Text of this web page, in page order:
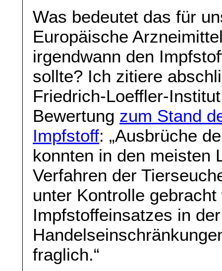
Was bedeutet das für
Europäische
irgendwann den
sollte? Ich zitiere
Friedrich-Loeffler-
Bewertung zum Stand
Impfstoff: „Ausbrüche
konnten in den meisten
Verfahren der
unter Kontrolle
Impfstoffeinsatzes in
fraglich.“